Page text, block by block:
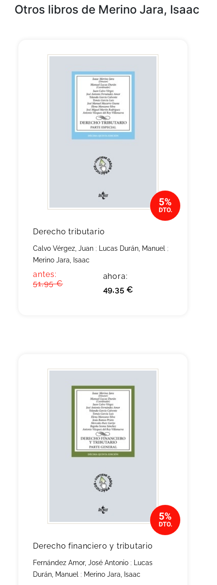
Otros libros de Merino Jara, Isaac
Derecho tributario
Calvo Vérgez, Juan ; Lucas Durán, Manuel ;
Merino Jara, Isaac
antes:
51,95 €
ahora:
49,35 €
Derecho financiero y tributario
Fernández Amor, José Antonio ;
Lucas
Durán, Manuel ; Merino Jara, Isaac